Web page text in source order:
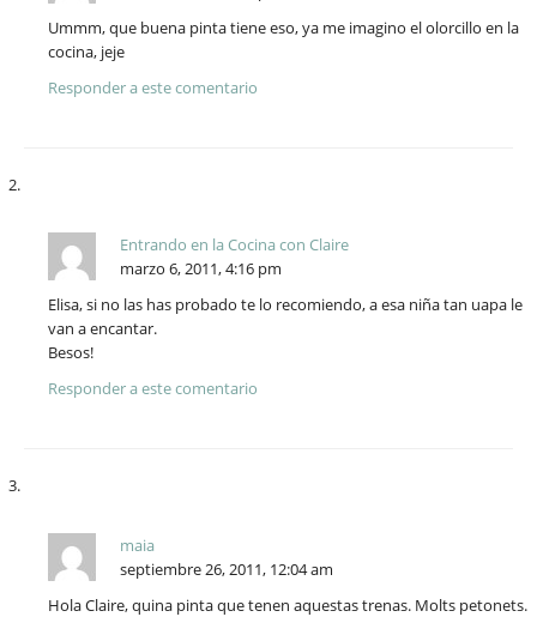
Ummm, que buena pinta tiene eso, ya me imagino el olorcillo en la
cocina, jeje
Responder a este comentario
Entrando en la Cocina con Claire
marzo 6, 2011, 4:16 pm
Elisa, si no las has probado te lo recomiendo, a esa niña tan uapa le
van a encantar.
Besos!
Responder a este comentario
maia
septiembre 26, 2011, 12:04 am
Hola Claire, quina pinta que tenen aquestas trenas. Molts petonets.